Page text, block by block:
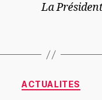
ACTUALITES